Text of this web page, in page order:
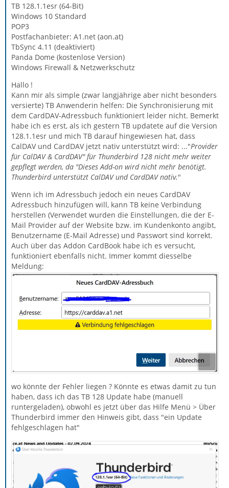
TB 128.1.1esr (64-Bit)
Windows 10 Standard
POP3
Postfachanbieter: A1.net (aon.at)
TbSync 4.11 (deaktiviert)
Panda Dome (kostenlose Version)
Windows Firewall & Netzwerkschutz
Hallo !
Kann mir als simple (zwar langjährige aber nicht besonders
versierte) TB Anwenderin helfen: Die Synchronisierung mit
dem CardDAV-Adressbuch funktioniert leider nicht. Bemerkt
habe ich es erst, als ich gestern TB updatete auf die Version
128.1.1esr und mich TB darauf hingewiesen hat, dass
CalDAV und CardDAV jetzt nativ unterstützt wird: ..."Provider
für CalDAV & CardDAV" für Thunderbird 128 nicht mehr weiter
gepflegt werden, da "Dieses Add-on wird nicht mehr benötigt.
Thunderbird unterstützt CalDAV und CardDAV nativ."
Wenn ich im Adressbuch jedoch ein neues CardDAV
Adressbuch hinzufügen will, kann TB keine Verbindung
herstellen (Verwendet wurden die Einstellungen, die der E-
Mail Provider auf der Website bzw. im Kundenkonto angibt,
Benutzername (E-Mail Adresse) und Passwort sind korrekt.
Auch über das Addon CardBook habe ich es versucht,
funktioniert ebenfalls nicht. Immer kommt diesselbe
Meldung:
wo könnte der Fehler liegen ? Könnte es etwas damit zu tun
haben, dass ich das TB 128 Update habe (manuell
runtergeladen), obwohl es jetzt über das Hilfe Menü > Über
Thunderbird immer den Hinweis gibt, dass "ein Update
fehlgeschlagen hat"